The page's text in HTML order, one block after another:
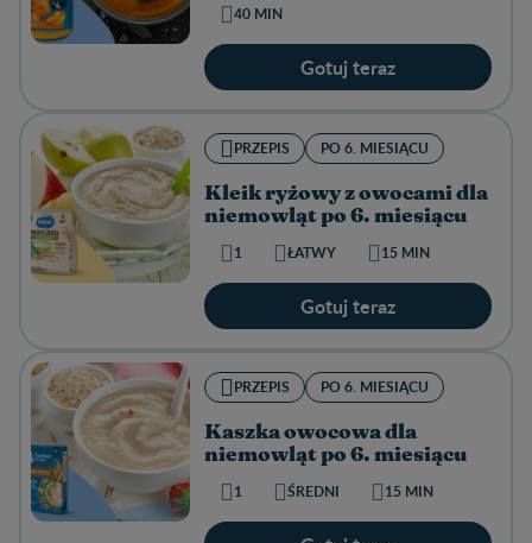
40 MIN
Gotuj teraz
PRZEPIS PO 6. MIESIĄCU
Kleik ryżowy z owocami dla
niemowląt po 6. miesiącu
1 ŁATWY 15 MIN
Gotuj teraz
PRZEPIS PO 6. MIESIĄCU
Kaszka owocowa dla
niemowląt po 6. miesiącu
1 ŚREDNI 15 MIN